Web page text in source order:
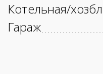
Котельная/
Гараж